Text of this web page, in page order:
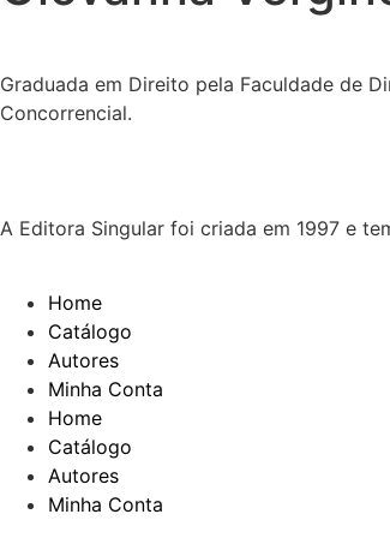
Graduada em Direito pela Faculdade de
Concorrencial.
A Editora Singular foi criada em 1997 e
Home
Catálogo
Autores
Minha Conta
Home
Catálogo
Autores
Minha Conta